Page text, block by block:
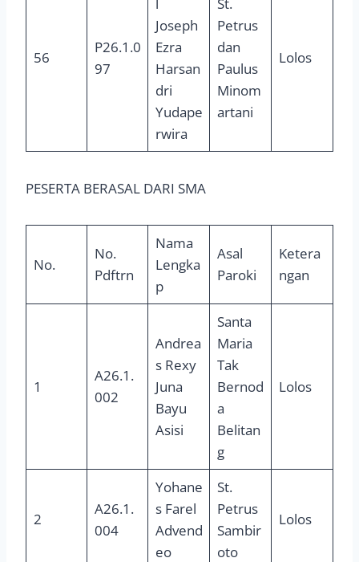
56
P26.1.0
97
Joseph
Ezra
Harsan
dri
Yudape
rwira
Petrus
dan
Paulus
Minom
artani
Lolos
PESERTA BERASAL DARI SMA
No.
No.
Pdftrn
Nama
Lengka
p
Asal
Paroki
Ketera
ngan
1
A26.1.
002
Andrea
s Rexy
Juna
Bayu
Asisi
Santa
Maria
Tak
Bernod
a
Belitan
g
Lolos
2
A26.1.
004
Yohane
s Farel
Advend
eo
St.
Petrus
Sambir
oto
Lolos